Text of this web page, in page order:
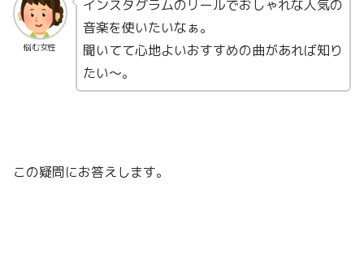
悩む女性
インスタグラムのリールでおしゃれな人気の
音楽を使いたいなぁ。
聞いてて心地よいおすすめの曲があれば知り
たい〜。
この疑問にお答えします。